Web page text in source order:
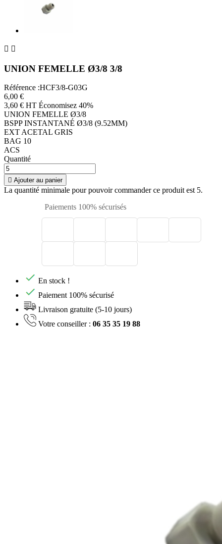
 
UNION FEMELLE Ø3/8 3/8
Référence :HCF3/8-G03G
6,00 €
3,60 € HT Économisez 40%
UNION FEMELLE Ø3/8
BSPP INSTANTANÉ Ø3/8 (9.52MM)
EXT ACETAL GRIS
BAG 10
ACS
Quantité
 Ajouter au panier
La quantité minimale pour pouvoir commander ce produit est 5.
Paiements 100% sécurisés
En stock !
Paiement 100% sécurisé
Livraison gratuite (5-10 jours)
Votre conseiller : 06 35 35 19 88